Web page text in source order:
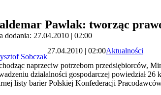
Pawlak: tworząc
dodania: 27.04.2010 | 02:00
Sobczak
27.04.2010 | 02:00Aktualności
naprzeciw potrzebom przedsiębiorców,
działalności gospodarczej powiedział
listy barier Polskiej Konfederacji